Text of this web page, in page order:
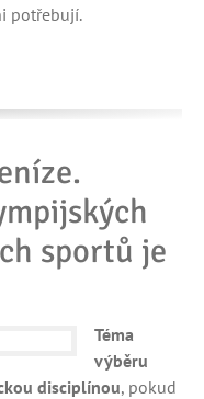
potřebují.
sportů je
Téma
výběru
disciplínou, pokud